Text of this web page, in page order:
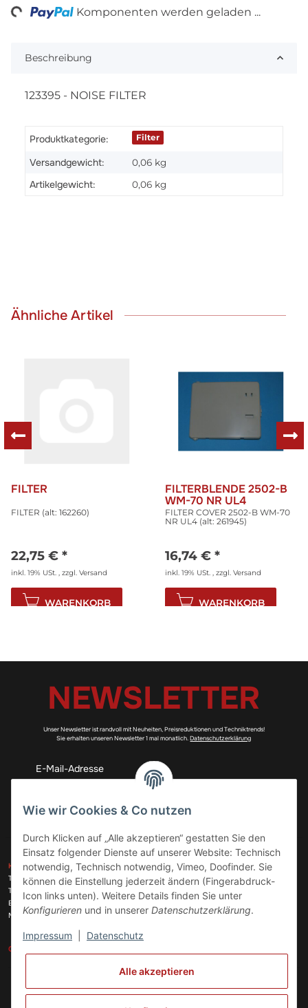
Komponenten werden geladen ...
Beschreibung
123395 - NOISE FILTER
Produktkategorie: Filter
Versandgewicht: 0,06 kg
Artikelgewicht: 0,06 kg
Ähnliche Artikel
FILTER
FILTER (alt: 162260)
22,75 € *
inkl. 19% USt. , zzgl. Versand
WARENKORB
FILTERBLENDE 2502-B
WM-70 NR UL4
FILTER COVER 2502-B WM-70
NR UL4 (alt: 261945)
16,74 € *
inkl. 19% USt. , zzgl. Versand
WARENKORB
NEWSLETTER
Unser Newsletter ist randvoll mit Neuheiten, Preisreduktionen und Techniktrends!
Sie erhalten unseren Newsletter 1 mal monatlich.Datenschutzerklärung
Abonnieren
KONTAKT
Telefon:+49 (0)6074 816 08 0
Telefax:
+49 (0)6074 215 08 60
E-Mail:
info@meinhausgeraetedoc.de
Max Planck Str. 6 c, 63322 Rödermark
GESETZLICHE INFORMATIONEN
ZAHLUNGSARTEN
VERSANDARTEN
Vertrag widerrufen
Wie wir Cookies & Co nutzen
Durch Klicken auf „Alle akzeptieren“ gestatten Sie den
Einsatz folgender Dienste auf unserer Website: Technisch
notwendig, Technisch notwendig, Vimeo, Doofinder. Sie
können die Einstellung jederzeit ändern (Fingerabdruck-
Icon links unten). Weitere Details finden Sie unter
Konfigurieren und in unserer Datenschutzerklärung.
Impressum Datenschutz
Alle akzeptieren